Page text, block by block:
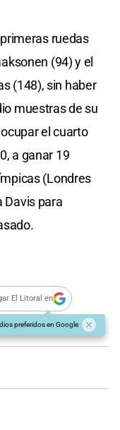
primeras ruedas
(94) y el
(148), sin haber
muestras de su
el cuarto
a ganar 19
(Londres
Davis para
El Litoral en
preferidos en Google